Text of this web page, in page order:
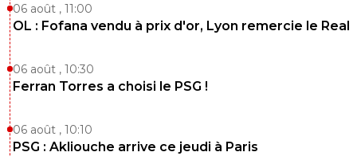
06 août , 11:00
OL : Fofana vendu à prix d'or, Lyon remercie le Real
06 août , 10:30
Ferran Torres a choisi le PSG !
06 août , 10:10
PSG : Akliouche arrive ce jeudi à Paris